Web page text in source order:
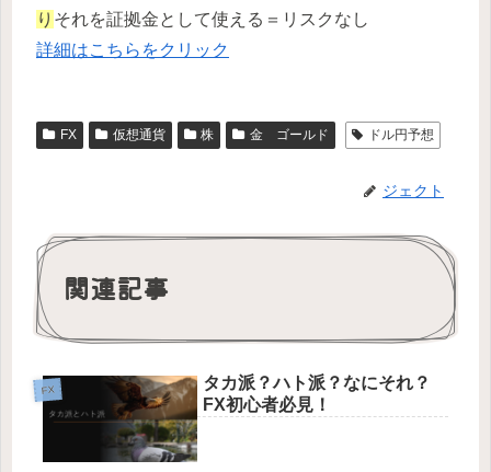
り それを証拠金として使える＝リスクなし
詳細はこちらをクリック
FX 仮想通貨 株 金 ゴールド ドル円予想
ジェクト
関連記事
FX
タカ派？ハト派？なにそれ？
FX初心者必見！